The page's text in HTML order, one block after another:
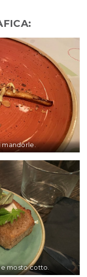
mandorle.
mosto cotto.